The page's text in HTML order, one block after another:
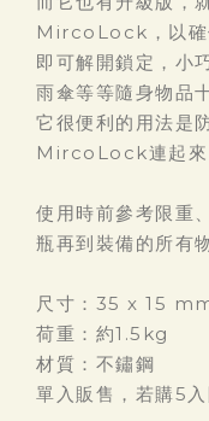
MircoLock，以確
即可解開鎖定，小
雨傘等等隨身物品
它很便利的用法是
MircoLock連起來
使用時前參考限重
瓶再到裝備的所有
尺寸：35 x 15
荷重：約1.5kg
材質：不鏽鋼
單入販售，若購5入